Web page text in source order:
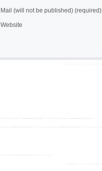
Mail (will not be published) (required)
Website